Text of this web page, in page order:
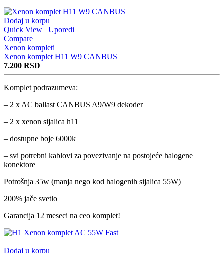
Dodaj u korpu
Quick View
Uporedi
Compare
Xenon kompleti
Xenon komplet H11 W9 CANBUS
7.200 RSD
Komplet podrazumeva:
– 2 x AC ballast CANBUS A9/W9 dekoder
– 2 x xenon sijalica h11
– dostupne boje 6000k
– svi potrebni kablovi za povezivanje na postojeće halogene
konektore
Potrošnja 35w (manja nego kod halogenih sijalica 55W)
200% jače svetlo
Garancija 12 meseci na ceo komplet!
Dodaj u korpu